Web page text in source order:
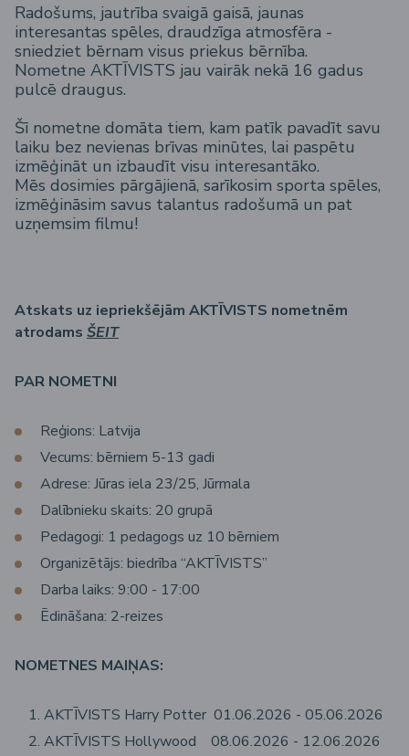
Radošums, jautrība svaigā gaisā, jaunas
interesantas spēles, draudzīga atmosfēra -
sniedziet bērnam visus priekus bērnība.
Nometne AKTĪVISTS jau vairāk nekā 16 gadus
pulcē draugus.
Šī nometne domāta tiem, kam patīk pavadīt savu
laiku bez nevienas brīvas minūtes, lai paspētu
izmēģināt un izbaudīt visu interesantāko.
Mēs dosimies pārgājienā, sarīkosim sporta spēles,
izmēģināsim savus talantus radošumā un pat
uzņemsim filmu!
Atskats uz iepriekšējām AKTĪVISTS nometnēm
atrodams ŠEIT
PAR NOMETNI
Reģions: Latvija
Vecums: bērniem 5-13 gadi
Adrese: Jūras iela 23/25, Jūrmala
Dalībnieku skaits: 20 grupā
Pedagogi: 1 pedagogs uz 10 bērniem
Organizētājs: biedrība “AKTĪVISTS”
Darba laiks: 9:00 - 17:00
Ēdināšana: 2-reizes
NOMETNES MAIŅAS:
AKTĪVISTS Harry Potter 01.06.2026 - 05.06.2026
AKTĪVISTS Hollywood 08.06.2026 - 12.06.2026